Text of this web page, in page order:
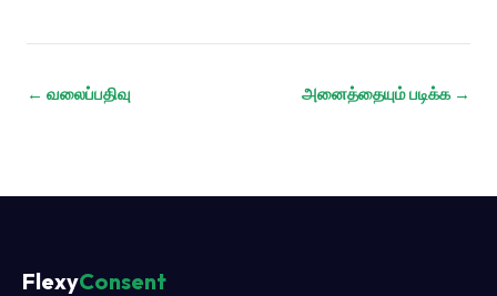
← வலைப்பதிவு அனைத்தையும் படிக்க →
FlexyConsent